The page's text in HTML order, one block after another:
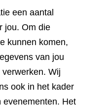
een aantal
jou. Om die
kunnen komen,
van jou
Wij
ook in het kader
evenementen. Het